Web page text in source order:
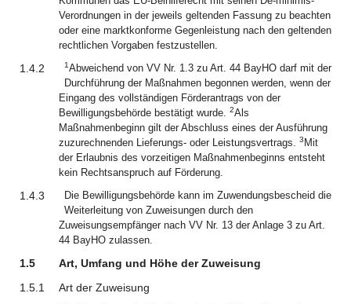
Verordnungen in der jeweils geltenden Fassung zu beachten
oder eine marktkonforme Gegenleistung nach den geltenden
rechtlichen Vorgaben festzustellen.
1.4.2 1Abweichend von VV Nr. 1.3 zu Art. 44 BayHO darf mit der
Durchführung der Maßnahmen begonnen werden, wenn der
Eingang des vollständigen Förderantrags von der
Bewilligungsbehörde bestätigt wurde. 2Als
Maßnahmenbeginn gilt der Abschluss eines der Ausführung
zuzurechnenden Lieferungs- oder Leistungsvertrags. 3 Mit
der Erlaubnis des vorzeitigen Maßnahmenbeginns entsteht
kein Rechtsanspruch auf Förderung.
1.4.3
Die Bewilligungsbehörde kann im Zuwendungsbescheid die
Weiterleitung von Zuweisungen durch den
Zuweisungsempfänger nach VV Nr. 13 der Anlage 3 zu Art.
44 BayHO zulassen.
1.5
Art, Umfang und Höhe der Zuweisung
1.5.1
Art der Zuweisung